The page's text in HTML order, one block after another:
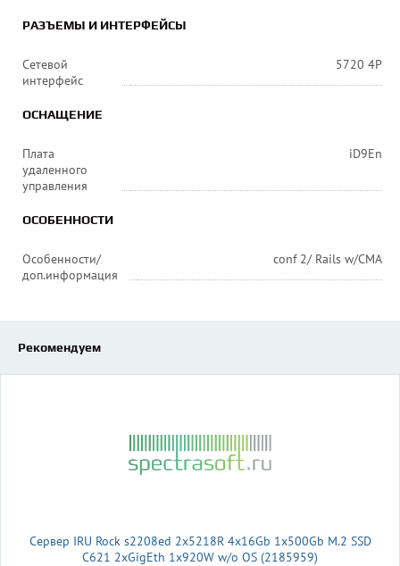
РАЗЪЕМЫ И ИНТЕРФЕЙСЫ
Сетевой
интерфейс
5720 4P
ОСНАЩЕНИЕ
Плата
удаленного
управления
iD9En
ОСОБЕННОСТИ
Особенности/
доп.информация
conf 2/ Rails w/CMA
Рекомендуем
Сервер IRU Rock s2208ed 2x5218R 4x16Gb 1x500Gb M.2 SSD
С621 2xGigEth 1x920W w/o OS (2185959)